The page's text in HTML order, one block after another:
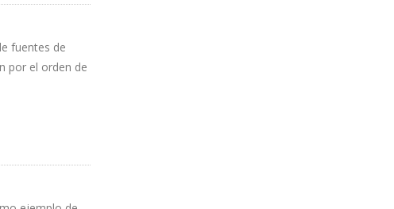
fuentes de
por el orden de